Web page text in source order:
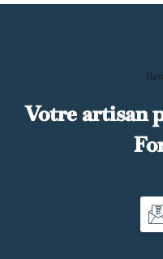
Votre artisan